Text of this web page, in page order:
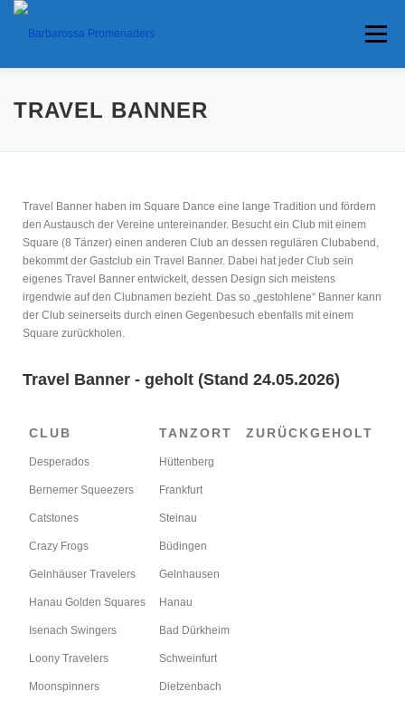
Menü
HOME TERMINE ANFAHRT
INTERESSANTES
TRAVEL BANNER
Travel Banner haben im Square Dance eine lange Tradition und fördern
den Austausch der Vereine untereinander. Besucht ein Club mit einem
Square (8 Tänzer) einen anderen Club an dessen regulären Clubabend,
bekommt der Gastclub ein Travel Banner. Dabei hat jeder Club sein
eigenes Travel Banner entwickelt, dessen Design sich meistens
irgendwie auf den Clubnamen bezieht. Das so „gestohlene“ Banner kann
der Club seinerseits durch einen Gegenbesuch ebenfalls mit einem
Square zurückholen.
Travel Banner - geholt (Stand 24.05.2026)
CLUB TANZORT ZURÜCKGEHOLT
Desperados Hüttenberg
Bernemer Squeezers Frankfurt
Catstones Steinau
Crazy Frogs Büdingen
Gelnhäuser Travelers Gelnhausen
Hanau Golden Squares Hanau
Isenach Swingers Bad Dürkheim
Loony Travelers Schweinfurt
Moonspinners Dietzenbach